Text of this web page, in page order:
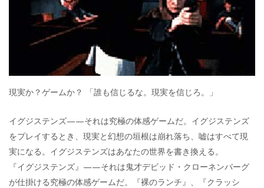
現実か？ゲームか？ 「誰も信じるな。現実を信じろ。」
イグジステンズ——それは究極の体感ゲームだ。イグジステンズ
をプレイするとき、現実と幻想の垣根は崩れ落ち、嘘はすべて現
実になる。イグジステンズはあなたの世界を書き換える。
『イグジステンズ』——それは鬼才デビッド・クローネンバーグ
が仕掛ける究極の体感ゲームだ。『裸のランチ』、『クラッシ